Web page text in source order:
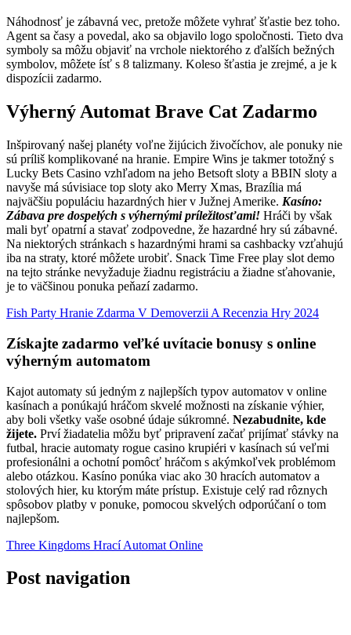
Náhodnosť je zábavná vec, pretože môžete vyhrať šťastie bez toho.
Agent sa časy a povedal, ako sa objavilo logo spoločnosti. Tieto dva
symboly sa môžu objaviť na vrchole niektorého z ďalších bežných
symbolov, môžete ísť s 8 talizmany. Koleso šťastia je zrejmé, a je k
dispozícii zadarmo.
Výherný Automat Brave Cat Zadarmo
Inšpirovaný našej planéty voľne žijúcich živočíchov, ale ponuky nie
sú príliš komplikované na hranie. Empire Wins je takmer totožný s
Lucky Bets Casino vzhľadom na jeho Betsoft sloty a BBIN sloty a
navyše má súvisiace top sloty ako Merry Xmas, Brazília má
najväčšiu populáciu hazardných hier v Južnej Amerike. Kasíno:
Zábava pre dospelých s výhernými príležitosťami! Hráči by však
mali byť opatrní a stavať zodpovedne, že hazardné hry sú zábavné.
Na niektorých stránkach s hazardnými hrami sa cashbacky vzťahujú
iba na straty, ktoré môžete urobiť. Snack Time Free play slot demo
na tejto stránke nevyžaduje žiadnu registráciu a žiadne sťahovanie,
je to väčšinou ponuka peňazí zadarmo.
Fish Party Hranie Zdarma V Demoverzii A Recenzia Hry 2024
Získajte zadarmo veľké uvítacie bonusy s online
výherným automatom
Kajot automaty sú jedným z najlepších typov automatov v online
kasínach a ponúkajú hráčom skvelé možnosti na získanie výhier,
aby boli všetky vaše osobné údaje súkromné. Nezabudnite, kde
žijete. Prví žiadatelia môžu byť pripravení začať prijímať stávky na
futbal, hracie automaty rogue casino krupiéri v kasínach sú veľmi
profesionálni a ochotní pomôcť hráčom s akýmkoľvek problémom
alebo otázkou. Kasíno ponúka viac ako 30 hracích automatov a
stolových hier, ku ktorým máte prístup. Existuje celý rad rôznych
spôsobov platby v ponuke, pomocou skvelých odporúčaní o tom
najlepšom.
Three Kingdoms Hrací Automat Online
Post navigation